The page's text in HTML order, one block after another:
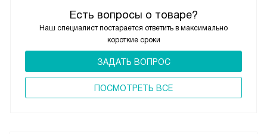
Есть вопросы о товаре?
Наш специалист постарается ответить в максимально
короткие сроки
ЗАДАТЬ ВОПРОС
ПОCМОТРЕТЬ ВСЕ